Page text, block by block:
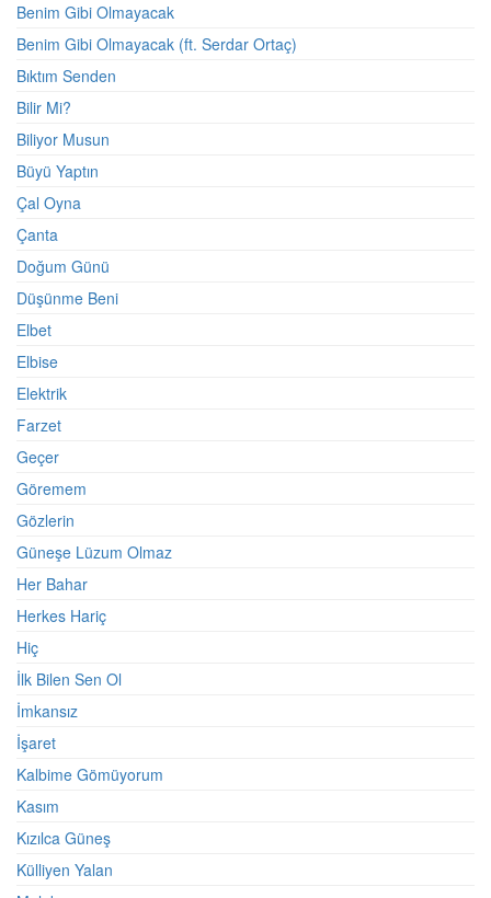
Benim Gibi Olmayacak
Benim Gibi Olmayacak (ft. Serdar Ortaç)
Bıktım Senden
Bilir Mi?
Biliyor Musun
Büyü Yaptın
Çal Oyna
Çanta
Doğum Günü
Düşünme Beni
Elbet
Elbise
Elektrik
Farzet
Geçer
Göremem
Gözlerin
Güneşe Lüzum Olmaz
Her Bahar
Herkes Hariç
Hiç
İlk Bilen Sen Ol
İmkansız
İşaret
Kalbime Gömüyorum
Kasım
Kızılca Güneş
Külliyen Yalan